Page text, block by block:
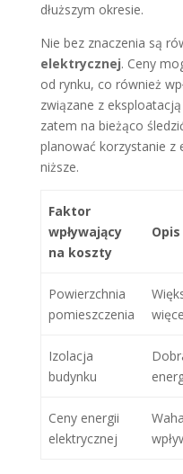
dłuższym okresie.
Nie bez znaczenia są
elektrycznej. Ceny
od rynku, co również
związane z
zatem na bieżąco
planować korzystanie z
niższe.
Faktor
wpływający
na koszty
Opis
Powierzchnia
pomieszczenia
Izolacja
budynku
Ceny energii
elektrycznej